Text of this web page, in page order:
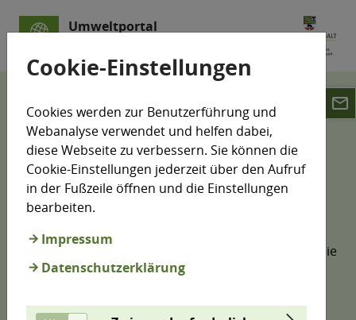
Umweltportal
Suche Webseiten
Suche
Anhand Ihres Suchbegriffes erfolgt eine
Volltextsuche bei ausgewählten Internetseiten mit
umweltthematischen Schwerpunkten. Sie können die
Ergebnisse über verschiedene Filter weiter
Kartendarstellungen und die Produkte aus
Cookie-Einstellungen
Cookies werden zur Benutzerführung und
Webanalyse verwendet und helfen dabei,
diese Webseite zu verbessern. Sie können die
Cookie-Einstellungen jederzeit über den Aufruf
in der Fußzeile öffnen und die Einstellungen
bearbeiten.
Impressum
Datenschutzerklärung
email